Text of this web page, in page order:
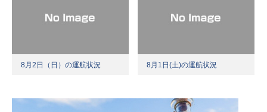
8月2日（日）の運航状況 8月1日(土)の運航状況